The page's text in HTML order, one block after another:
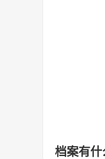
档案有什